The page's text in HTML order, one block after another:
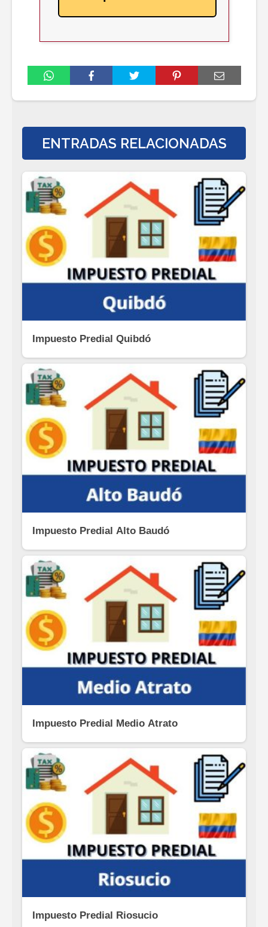
ENTRADAS RELACIONADAS
Impuesto Predial Quibdó
Impuesto Predial Alto Baudó
Impuesto Predial Medio Atrato
Impuesto Predial Riosucio